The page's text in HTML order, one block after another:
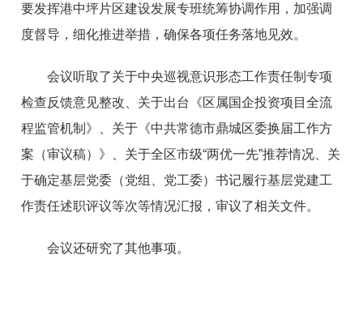
要发挥港中坪片区建设发展专班统筹协调作用，加强调
度督导，细化推进举措，确保各项任务落地见效。
会议听取了关于中央巡视意识形态工作责任制专项
检查反馈意见整改、关于出台《区属国企投资项目全流
程监管机制》、关于《中共常德市鼎城区委换届工作方
案（审议稿）》、关于全区市级“两优一先”推荐情况、关
于确定基层党委（党组、党工委）书记履行基层党建工
作责任述职评议等次等情况汇报，审议了相关文件。
会议还研究了其他事项。